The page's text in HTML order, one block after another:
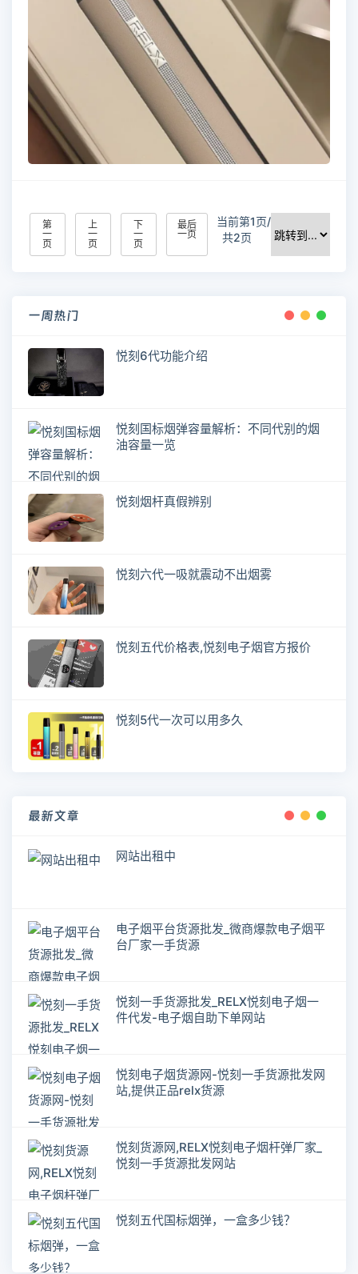
第
一
页
上
一
页
下
一
页
最后
一页
当前第1页/
共2页
一周热门
悦刻6代功能介绍
悦刻国标烟弹容量解析：不同代别的烟
油容量一览
悦刻烟杆真假辨别
悦刻六代一吸就震动不出烟雾
悦刻五代价格表,悦刻电子烟官方报价
悦刻5代一次可以用多久
最新文章
网站出租中
电子烟平台货源批发_微商爆款电子烟平
台厂家一手货源
悦刻一手货源批发_RELX悦刻电子烟一
件代发-电子烟自助下单网站
悦刻电子烟货源网-悦刻一手货源批发网
站,提供正品relx货源
悦刻货源网,RELX悦刻电子烟杆弹厂家_
悦刻一手货源批发网站
悦刻五代国标烟弹，一盒多少钱？